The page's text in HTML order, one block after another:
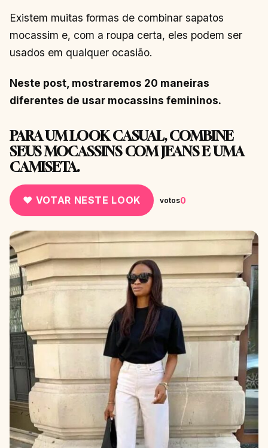
Existem muitas formas de combinar sapatos
mocassim e, com a roupa certa, eles podem ser
usados em qualquer ocasião.
Neste post, mostraremos 20 maneiras
diferentes de usar mocassins femininos.
PARA UM LOOK CASUAL, COMBINE
SEUS MOCASSINS COM JEANS E UMA
CAMISETA.
♥ VOTAR NESTE LOOK votos0